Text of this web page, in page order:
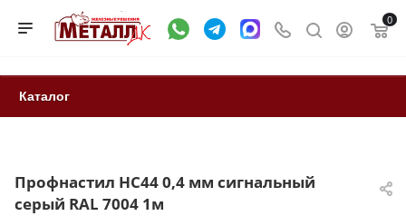
0
Каталог
Профнастил НС44 0,4 мм сигнальный
серый RAL 7004 1м